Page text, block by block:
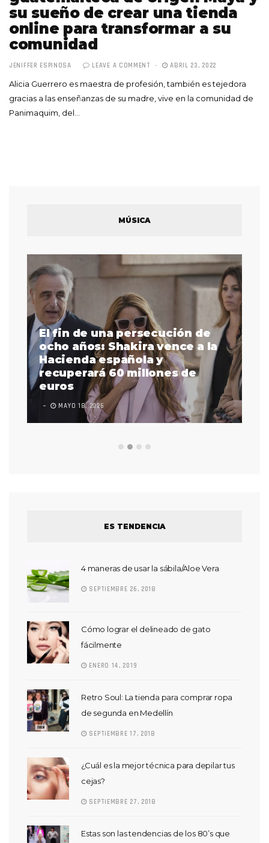
su sueño de crear una tienda
online para transformar a su
comunidad
JENIFFER ESPINOSA LEAVE A COMMENT ABRIL 23, 2022
Alicia Guerrero es maestra de profesión, también es tejedora
gracias a las enseñanzas de su madre, vive en la comunidad de
Panimaquim, del…
MÚSICA
El fin de una persecución de
ocho años: Shakira vence a la
Hacienda española y
recuperará 60 millones de
euros
MAYO 18, 2026
ES TENDENCIA
4 maneras de usar la sábila/Aloe Vera
SEPTIEMBRE 26, 2018
Cómo lograr el delineado de gato
fácilmente
ENERO 14, 2019
Retro Soul: La tienda para comprar ropa
de segunda en Medellín
SEPTIEMBRE 17, 2018
¿Cuál es la mejor técnica para depilar tus
cejas?
SEPTIEMBRE 27, 2018
Estas son las tendencias de los 80’s que